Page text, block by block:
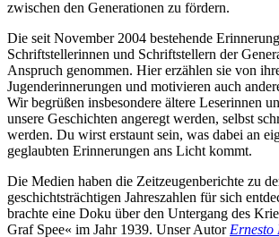
zwischen den Generationen zu fördern.
Die seit November 2004 bestehende
Schriftstellerinnen und Schriftstellern der
Anspruch genommen. Hier erzählen sie von
Jugenderinnerungen und motivieren auch
Wir begrüßen insbesondere ältere Leserinnen
unsere Geschichten angeregt werden, selbst
werden. Du wirst erstaunt sein, was dabei an
geglaubten Erinnerungen ans Licht kommt.
Die Medien haben die Zeitzeugenberichte zu
geschichtsträchtigen Jahreszahlen für sich
brachte eine Doku über den Untergang des
Graf Spee« im Jahr 1939. Unser Autor Ernesto